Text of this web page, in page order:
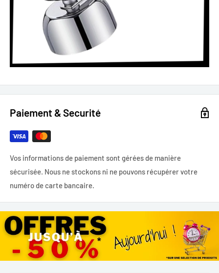
Paiement & Securité
Vos informations de paiement sont gérées de manière
sécurisée. Nous ne stockons ni ne pouvons récupérer votre
numéro de carte bancaire.